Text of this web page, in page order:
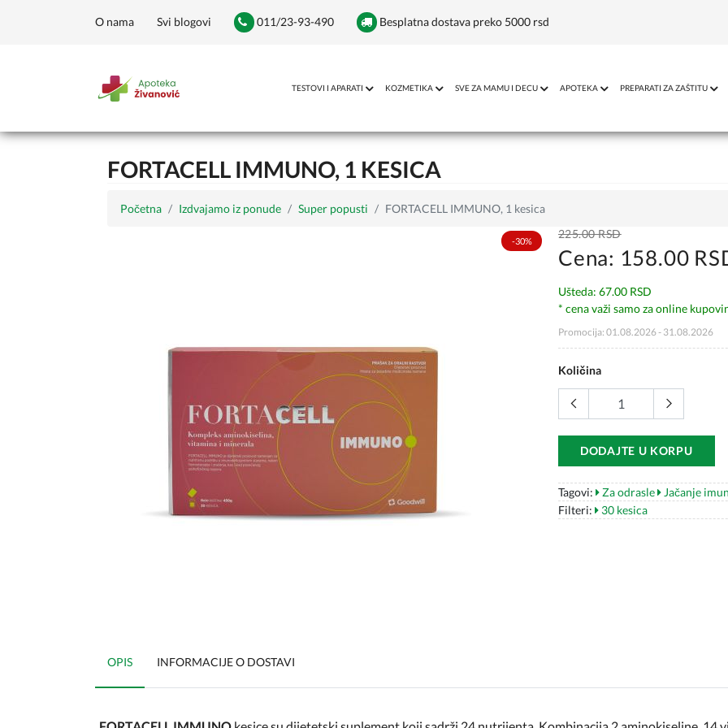
O nama Svi blogovi 011/23-93-490 Besplatna dostava preko 5000 rsd
TESTOVI I APARATI KOZMETIKA SVE ZA MAMU I DECU APOTEKA PREPARATI ZA ZAŠTITU
FORTACELL IMMUNO, 1 KESICA
Početna Izdvajamo iz ponude Super popusti FORTACELL IMMUNO, 1 kesica
-30%
225.00 RSD
Cena: 158.00
Ušteda: 67.00 RSD
* cena važi samo za online
Promocija: 01.08.2026 - 31.08.2026
Količina
DODAJTE U KORPU
Tagovi: Za odrasle
Jačanje
Filteri:
30 kesica
OPIS INFORMACIJE O DOSTAVI